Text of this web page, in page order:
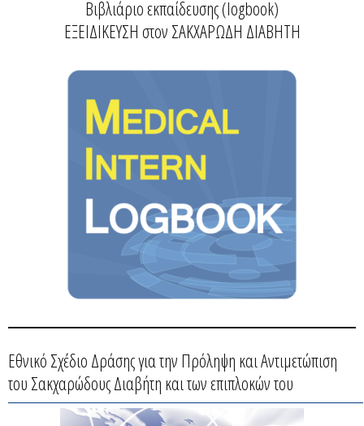
Βιβλιάριο εκπαίδευσης (logbook)
ΕΞΕΙΔΙΚΕΥΣΗ στον ΣΑΚΧΑΡΩΔΗ ΔΙΑΒΗΤΗ
Εθνικό Σχέδιο Δράσης για την Πρόληψη και Αντιμετώπιση
του Σακχαρώδους Διαβήτη και των επιπλοκών του